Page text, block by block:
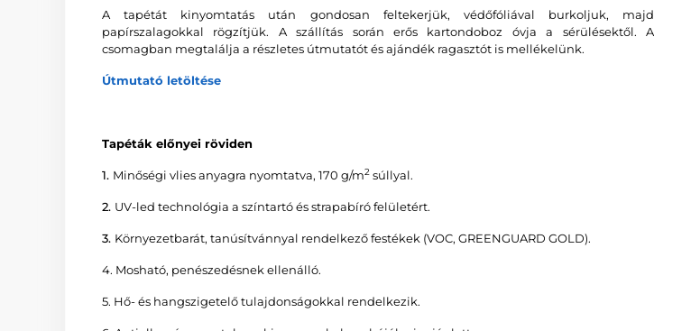
A tapétát kinyomtatás után gondosan feltekerjük, védőfóliával burkoljuk, majd
papírszalagokkal rögzítjük. A szállítás során erős kartondoboz óvja a sérülésektől. A
csomagban megtalálja a részletes útmutatót és ajándék ragasztót is mellékelünk.
Útmutató letöltése
Tapéták előnyei röviden
1. Minőségi vlies anyagra nyomtatva, 170 g/m2 súllyal.
2. UV-led technológia a színtartó és strapabíró felületért.
3. Környezetbarát, tanúsítvánnyal rendelkező festékek (VOC, GREENGUARD GOLD).
4. Mosható, penészedésnek ellenálló.
5. Hő- és hangszigetelő tulajdonságokkal rendelkezik.